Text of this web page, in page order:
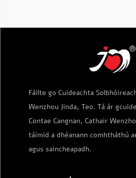
Fáilte go Cuideachta
Wenzhou Jinda, Teo. Tá ár
Contae Cangnan, Cathair
táimid a dhéanann comhtháthú
agus saincheapadh.